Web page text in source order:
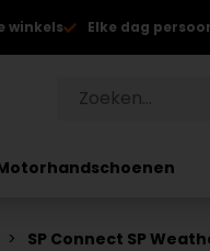
winkels Elke dag
SP Connect SP